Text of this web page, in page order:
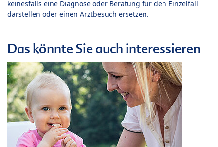
keinesfalls eine Diagnose oder Beratung für den Einzelfall
darstellen oder einen Arztbesuch ersetzen.
Das könnte Sie auch interessieren